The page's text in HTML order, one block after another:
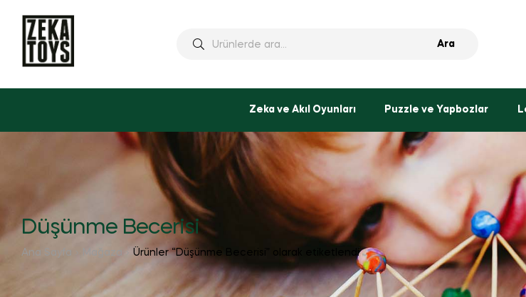
Ara
Zeka ve Akıl Oyunları Puzzle ve Yapbozlar
Düşünme Becerisi
Ana Sayfa Ürünler “Düşünme Becerisi” olarak etiketlendi